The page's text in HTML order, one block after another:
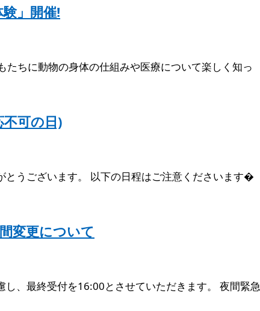
」開催!
たちに動物の身体の仕組みや医療について楽しく知っ
可の日)
とうございます。 以下の日程はご注意くださいます�
変更について
、最終受付を16:00とさせていただきます。 夜間緊急